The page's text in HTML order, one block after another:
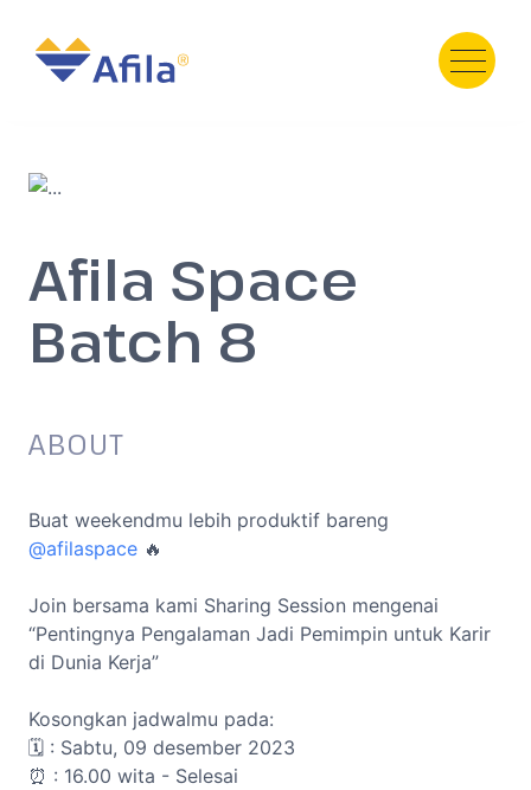
PRODUCT
PORTFOLIO
TESTIMONI
Contact Us
Afila Space
Batch 8
ABOUT
Buat weekendmu lebih produktif bareng
@afilaspace 🔥
Join bersama kami Sharing Session mengenai
“Pentingnya Pengalaman Jadi Pemimpin untuk Karir
di Dunia Kerja”
Kosongkan jadwalmu pada:
🗓️ : Sabtu, 09 desember 2023
⏰ : 16.00 wita - Selesai